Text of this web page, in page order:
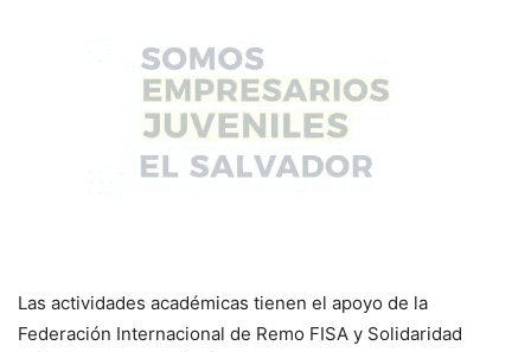
Las actividades académicas tienen el apoyo de la
Federación Internacional de Remo FISA y Solidaridad